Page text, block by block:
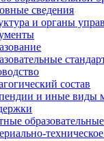
сведения
и органы
состав
и иные виды